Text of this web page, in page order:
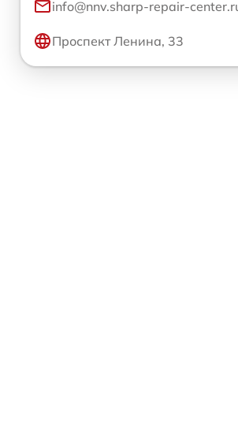
info@nnv.sharp-repair-
Проспект Ленина, 33